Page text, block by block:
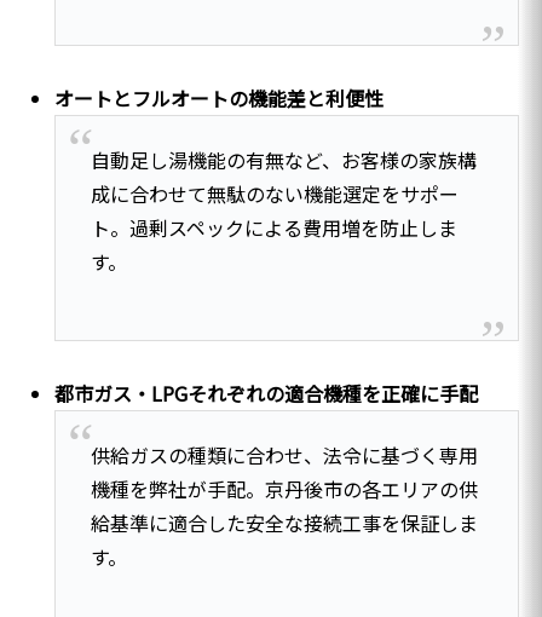
オートとフルオートの機能差と利便性
自動足し湯機能の有無など、お客様の家族構
成に合わせて無駄のない機能選定をサポー
ト。過剰スペックによる費用増を防止しま
す。
都市ガス・LPGそれぞれの適合機種を正確に手配
供給ガスの種類に合わせ、法令に基づく専用
機種を弊社が手配。京丹後市の各エリアの供
給基準に適合した安全な接続工事を保証しま
す。